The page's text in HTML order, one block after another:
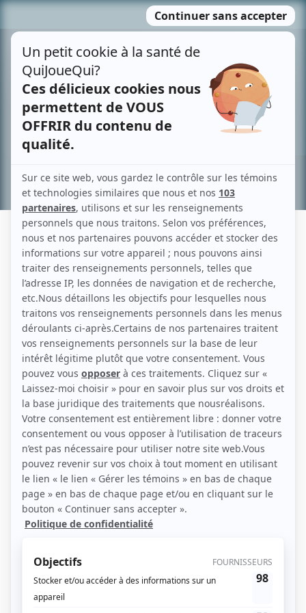
MENU
contenu
Recherche avancée »
MICHAEL DOWSE
(Source: Les Films Séville)
Liens
Fiche de Michael Dowse sur Showbizz.net
Contributions